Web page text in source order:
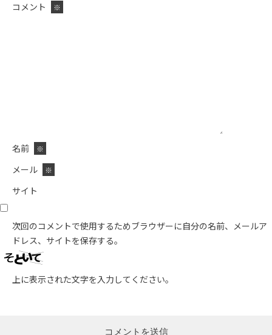
コメント
※
名前 ※
メール ※
サイト
次回のコメントで使用するためブラウザーに自分の名前、メールア
ドレス、サイトを保存する。
上に表示された文字を入力してください。